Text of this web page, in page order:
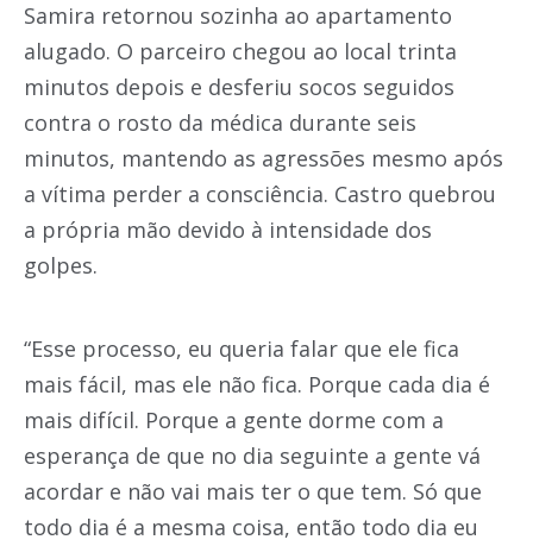
Samira retornou sozinha ao apartamento
alugado. O parceiro chegou ao local trinta
minutos depois e desferiu socos seguidos
contra o rosto da médica durante seis
minutos, mantendo as agressões mesmo após
a vítima perder a consciência. Castro quebrou
a própria mão devido à intensidade dos
golpes.
“Esse processo, eu queria falar que ele fica
mais fácil, mas ele não fica. Porque cada dia é
mais difícil. Porque a gente dorme com a
esperança de que no dia seguinte a gente vá
acordar e não vai mais ter o que tem. Só que
todo dia é a mesma coisa, então todo dia eu